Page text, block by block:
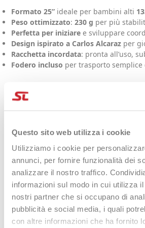
Questo sito web utilizza i cookie
Utilizziamo i cookie per
annunci, per fornire funzionalità dei
analizzare il nostro traffico.
informazioni sul modo in cui utilizza
nostri partner che si occupano di
pubblicità e social media, i quali
con altre informazioni che ha fornito
Formato 25” ideale per bambini alti
Peso ottimizzato: 230 g per più
Perfetta per iniziare e sviluppare
Design ispirato a Carlos Alcaraz per
Racchetta incordata: pronta all’uso,
Fodero incluso per trasporto semplice
La misura
Con la 25” i giovani tennisti fanno un
racchetta “da grande”. La lunghezza e il
Junior 25” offrono maggiore stabilità
spingere con più facilità, mantenendo
maneggevolezza adatta ai ragazzi che
Risultato: colpi più puliti, più regolarità
Alluminio: